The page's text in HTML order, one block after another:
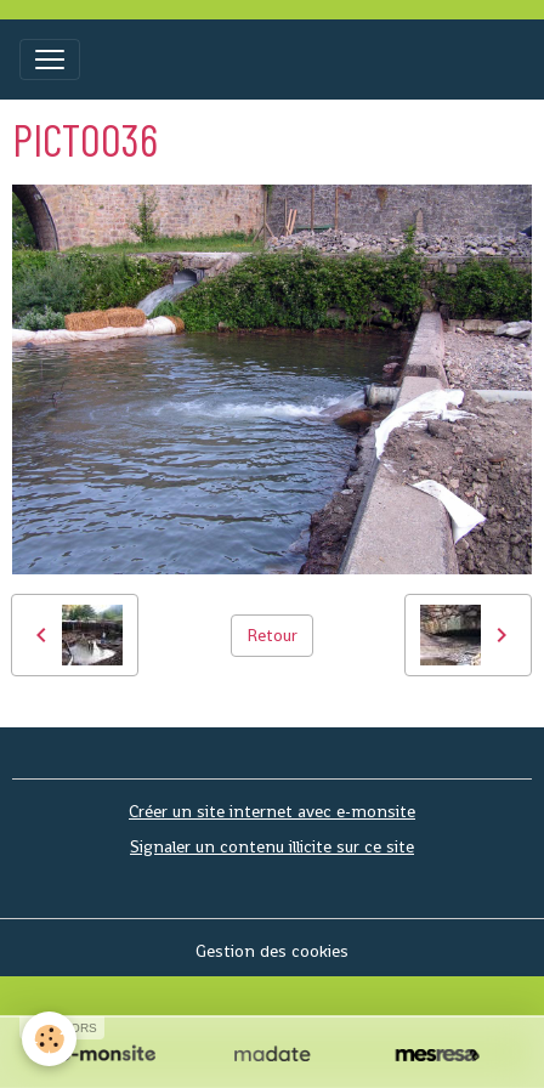
PICT0036
Retour
Créer un site internet avec e-monsite
Signaler un contenu illicite sur ce site
Gestion des cookies
SPONSORS